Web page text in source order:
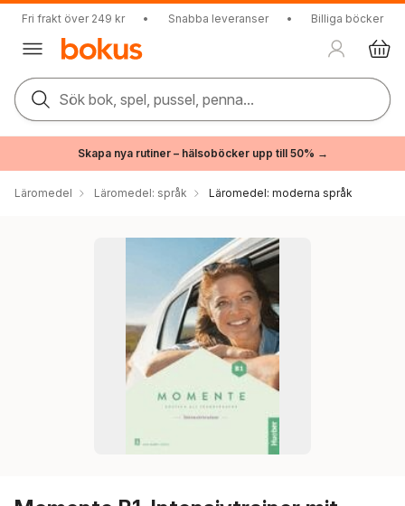
Fri frakt över 249 kr • Snabba leveranser • Billiga böcker
Sök bok, spel, pussel, penna...
Skapa nya rutiner – hälsoböcker upp till 50% →
Läromedel Läromedel: språk Läromedel: moderna språk